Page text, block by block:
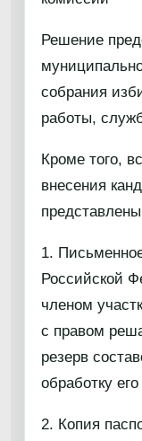
Решение
собрания
работы,
Кроме того,
внесения
1.
Российской
членом
с правом
резерв
обработку
2. Копия